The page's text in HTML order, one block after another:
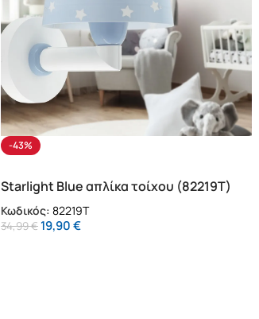
-43%
Starlight Blue απλίκα τοίχου (82219T)
Κωδικός: 82219T
34,99€19,90€